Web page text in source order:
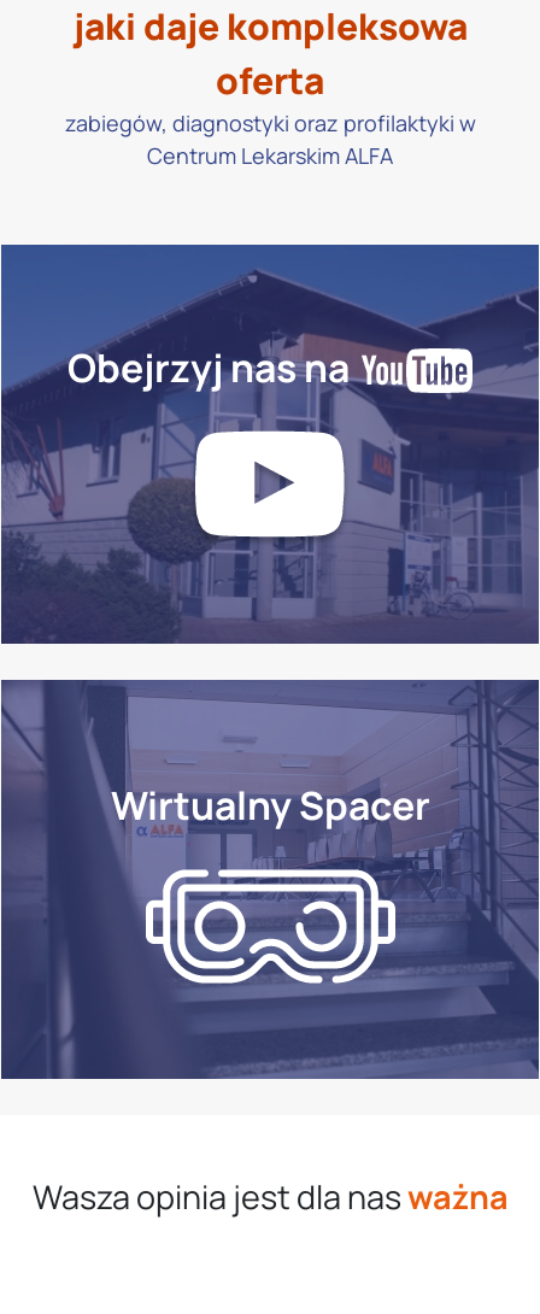
jaki daje kompleksowa
oferta
zabiegów, diagnostyki oraz profilaktyki w
Centrum Lekarskim ALFA
Obejrzyj nas na
Wirtualny Spacer
Wasza opinia jest dla nasważna